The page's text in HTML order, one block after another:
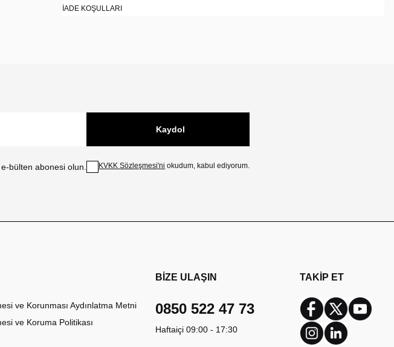
İADE KOŞULLARI
bülten abonesi olun.
Kaydol
KVKK Sözleşmesi'ni okudum, kabul ediyorum.
ve Korunması Aydınlatma Metni
ve Koruma Politikası
BİZE ULAŞIN
0850 522 47 73
Haftaiçi 09:00 - 17:30
TAKİP ET
Facebook
Twitter
InstagramLinkedin